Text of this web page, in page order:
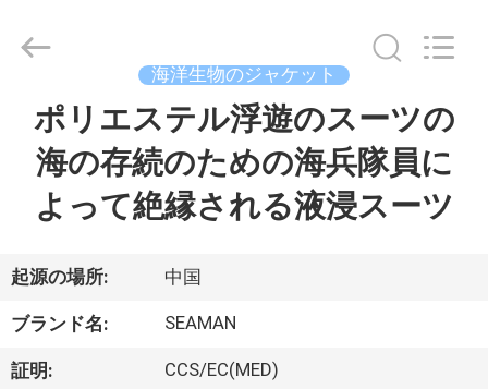
ダ
ク
ト
Copyright
Jiaxing
Seaman
Marine
Co.,Ltd..
海洋生物のジャケット
ポリエステル浮遊のスーツの
海の存続のための海兵隊員に
よって絶縁される液浸スーツ
起源の場所: 中国
ブランド名: SEAMAN
証明: CCS/EC(MED)